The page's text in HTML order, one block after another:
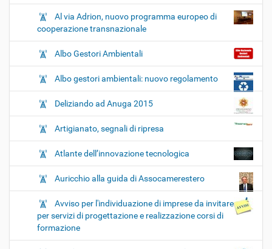
Al via Adrion, nuovo programma europeo di
cooperazione transnazionale
Albo Gestori Ambientali
Albo gestori ambientali: nuovo regolamento
Deliziando ad Anuga 2015
Artigianato, segnali di ripresa
Atlante dell’innovazione tecnologica
Auricchio alla guida di Assocamerestero
Avviso per l'individuazione di imprese da invitare
per servizi di progettazione e realizzazione corsi di
formazione